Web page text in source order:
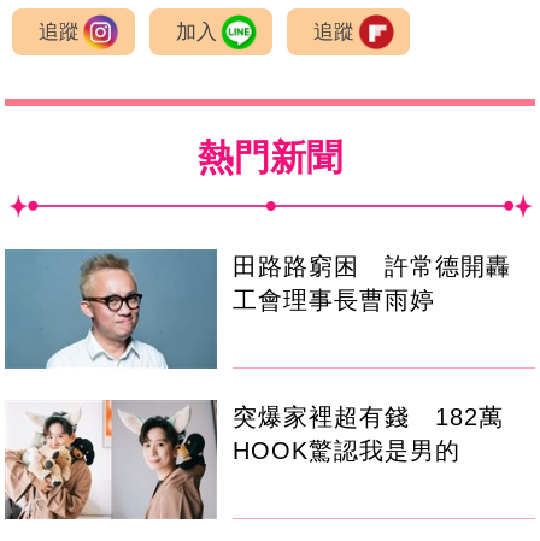
追蹤 加入 追蹤
熱門新聞
田路路窮困 許常德開轟
工會理事長曹雨婷
突爆家裡超有錢 182萬
HOOK驚認我是男的